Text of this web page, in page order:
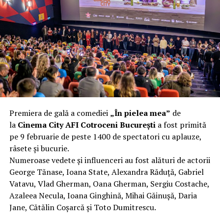
40 km/h. Nu s-a prăbușit, dar s-a deformat atât de tare
încât nu a mai putut fi pliat. Proprietarul l-a aruncat la
fier vechi a doua zi. Asta ca să fie clar de la început: nu
vorbim despre preferințe estetice, ci despre
funcționalitate reală.
Aluminiul, pe scurt: ușor,
rezistent la coroziune, dar cu
nuanțe
Aluminiul e materialul care apare primul în conversație
când cineva caută un pavilion ușor. Și pe bună dreptate.
Densitatea aluminiului e de aproximativ 2,7 g/cm³, față
de circa 7,8 g/cm³ pentru oțel. Practic, la un volum
identic, aluminiul cântărește cam o treime din greutatea
oțelului. Pentru oricine transportă, montează și
demontează frecvent o structură, diferența asta se
Premiera de gală a comediei „În pielea mea” de
la Cinema City AFI Cotroceni Bucureștia fost primită
pe 9 februarie de peste 1400 de spectatori cu aplauze,
râsete și bucurie.
Numeroase vedete și influenceri au fost alături de actorii
George Tănase, Ioana State, Alexandra Răduță, Gabriel
Vatavu, Vlad Gherman, Oana Gherman, Sergiu Costache,
Azaleea Necula, Ioana Ginghină, Mihai Găinușă, Daria
Jane, Cătălin Coșarcă și Toto Dumitrescu.